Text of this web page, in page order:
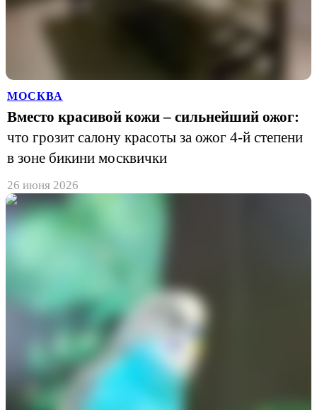
МОСКВА
Вместо красивой кожи – сильнейший ожог:
что грозит салону красоты за ожог 4-й степени
в зоне бикини москвички
26 июня 2026